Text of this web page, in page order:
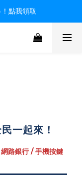
點我領取
一起來！
路銀行 / 手機按鍵